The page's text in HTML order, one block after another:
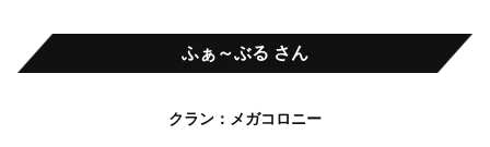
ふぁ～ぶる さん
クラン：メガコロニー